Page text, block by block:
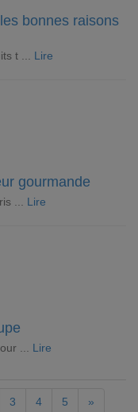
bonnes raisons
t ... Lire
gourmande
... Lire
... Lire
3 4 5 »